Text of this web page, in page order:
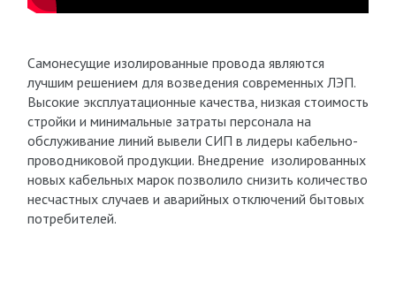
Самонесущие изолированные провода являются
лучшим решением для возведения современных ЛЭП.
Высокие эксплуатационные качества, низкая стоимость
стройки и минимальные затраты персонала на
обслуживание линий вывели СИП в лидеры кабельно-
проводниковой продукции. Внедрение изолированных
новых кабельных марок позволило снизить количество
несчастных случаев и аварийных отключений бытовых
потребителей.